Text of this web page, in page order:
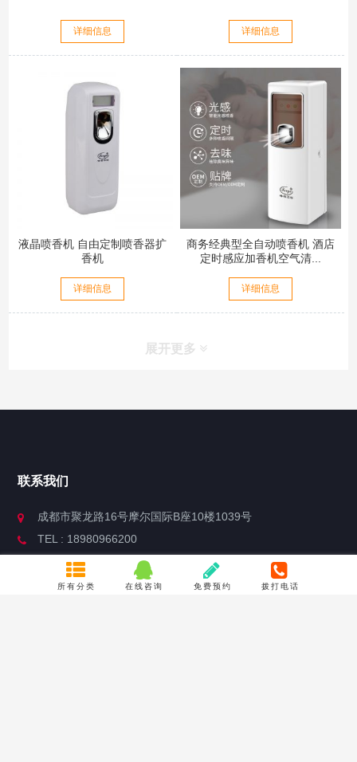
详细信息 详细信息
液晶喷香机 自由定制喷香器扩
香机
详细信息
商务经典型全自动喷香机 酒店
定时感应加香机空气清...
详细信息
展开更多
联系我们
成都市聚龙路16号摩尔国际B座10楼1039号
TEL : 18980966200
Email : 773233688@qq.com
关于我们 服务保证
所有分类 在线咨询 免费预约 拨打电话